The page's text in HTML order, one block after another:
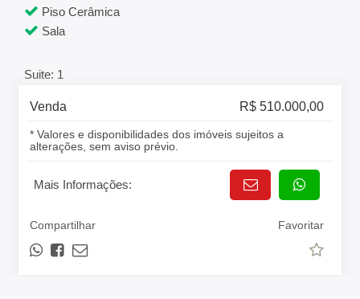
Piso Cerâmica
Sala
Suite: 1
Venda R$ 510.000,00
* Valores e disponibilidades dos imóveis sujeitos a
alterações, sem aviso prévio.
Mais Informações:
Compartilhar Favoritar